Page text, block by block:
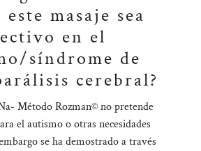
este masaje sea
en el
síndrome de
cerebral?
Método Rozman© no pretende
el autismo o otras necesidades
se ha demostrado a través